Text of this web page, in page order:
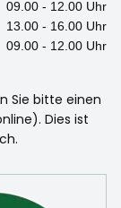
09.00 - 12.00 Uhr
13.00 - 16.00 Uhr
09.00 - 12.00 Uhr
Sie bitte einen
Dies ist